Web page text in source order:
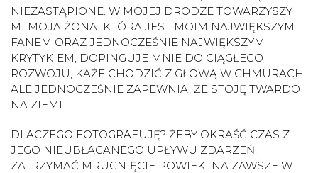
NIEZASTĄPIONE. W MOJEJ DRODZE TOWARZYSZY
MI MOJA ŻONA, KTÓRA JEST MOIM NAJWIĘKSZYM
FANEM ORAZ JEDNOCZEŚNIE NAJWIĘKSZYM
KRYTYKIEM, DOPINGUJE MNIE DO CIĄGŁEGO
ROZWOJU, KAŻE CHODZIĆ Z GŁOWĄ W CHMURACH
ALE JEDNOCZEŚNIE ZAPEWNIA, ŻE STOJĘ TWARDO
NA ZIEMI.
DLACZEGO FOTOGRAFUJĘ? ŻEBY OKRAŚĆ CZAS Z
JEGO NIEUBŁAGANEGO UPŁYWU ZDARZEŃ,
ZATRZYMAĆ MRUGNIĘCIE POWIEKI NA ZAWSZE W